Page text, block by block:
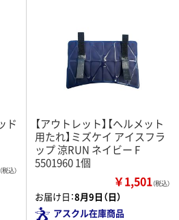
ド
（税込）
【アウトレット】【ヘルメット
用たれ】ミズケイ アイスフラ
ップ 涼RUN ネイビー F
5501960 1個
￥1,501（税込）
お届け日：8月9日（日）
アスクル在庫商品